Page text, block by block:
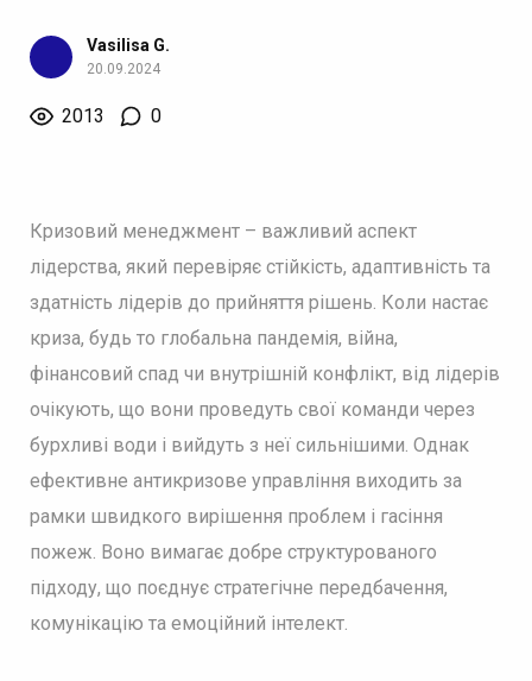
Vasilisa G.
20.09.2024
2013 0
Кризовий менеджмент – важливий аспект
лідерства, який перевіряє стійкість, адаптивність та
здатність лідерів до прийняття рішень. Коли настає
криза, будь то глобальна пандемія, війна,
фінансовий спад чи внутрішній конфлікт, від лідерів
очікують, що вони проведуть свої команди через
бурхливі води і вийдуть з неї сильнішими. Однак
ефективне антикризове управління виходить за
рамки швидкого вирішення проблем і гасіння
пожеж. Воно вимагає добре структурованого
підходу, що поєднує стратегічне передбачення,
комунікацію та емоційний інтелект.